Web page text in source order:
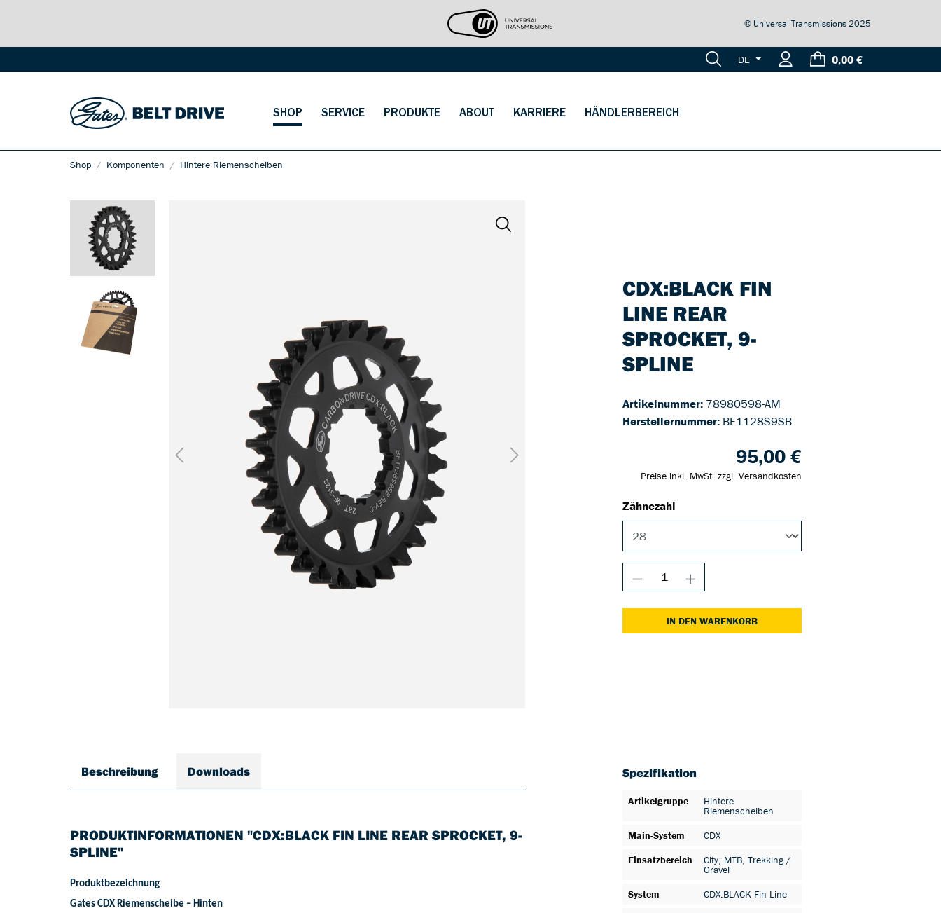
© Universal Transmissions 2025
DE 0,00 €
SHOP SERVICE PRODUKTE ABOUT KARRIERE HÄNDLERBEREICH
Shop Komponenten Hintere Riemenscheiben
CDX:BLACK FIN
LINE REAR
SPROCKET, 9-
SPLINE
Artikelnummer: 78980598-AM
Herstellernummer: BF1128S9SB
95,00 €
Preise inkl. MwSt. zzgl. Versandkosten
Zähnezahl
IN DEN WARENKORB
Beschreibung Downloads
PRODUKTINFORMATIONEN "CDX:BLACK FIN LINE REAR SPROCKET, 9-
SPLINE"
Produktbezeichnung
Gates CDX Riemenscheibe – Hinten
Spezifikation
Artikelgruppe Hintere
Riemenscheiben
Main-System
CDX
Einsatzbereich
City, MTB, Trekking /
Gravel
System
CDX:BLACK Fin Line